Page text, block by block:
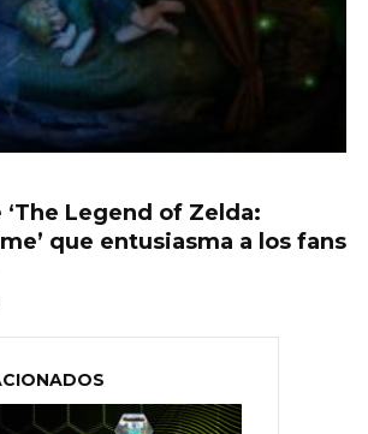
Legend of Zelda:
que entusiasma a los fans